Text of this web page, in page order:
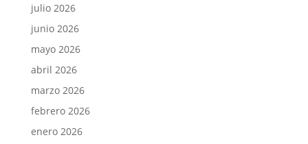
julio 2026
junio 2026
mayo 2026
abril 2026
marzo 2026
febrero 2026
enero 2026